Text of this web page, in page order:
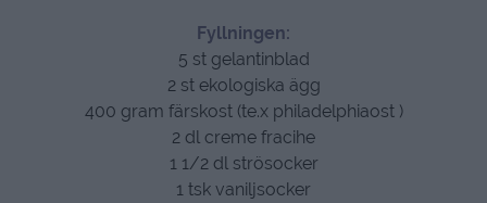
Fyllningen:
5 st gelantinblad
2 st ekologiska ägg
400 gram färskost (te.x philadelphiaost )
2 dl creme fracihe
1 1/2 dl strösocker
1 tsk vaniljsocker